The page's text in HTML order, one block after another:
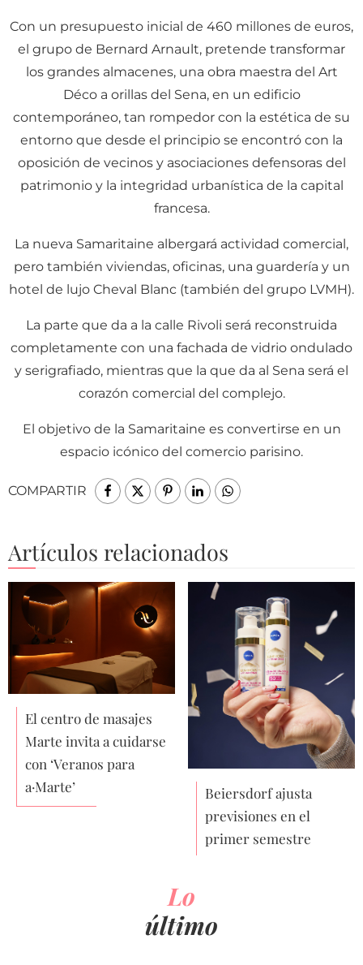
Con un presupuesto inicial de 460 millones de euros,
el grupo de Bernard Arnault, pretende transformar
los grandes almacenes, una obra maestra del Art
Déco a orillas del Sena, en un edificio
contemporáneo, tan rompedor con la estética de su
entorno que desde el principio se encontró con la
oposición de vecinos y asociaciones defensoras del
patrimonio y la integridad urbanística de la capital
francesa.
La nueva Samaritaine albergará actividad comercial,
pero también viviendas, oficinas, una guardería y un
hotel de lujo Cheval Blanc (también del grupo LVMH).
La parte que da a la calle Rivoli será reconstruida
completamente con una fachada de vidrio ondulado
y serigrafiado, mientras que la que da al Sena será el
corazón comercial del complejo.
El objetivo de la Samaritaine es convertirse en un
espacio icónico del comercio parisino.
COMPARTIR
Artículos relacionados
El centro de masajes
Marte invita a cuidarse
con ‘Veranos para
a·Marte’
Beiersdorf ajusta
previsiones en el
primer semestre
Lo
último